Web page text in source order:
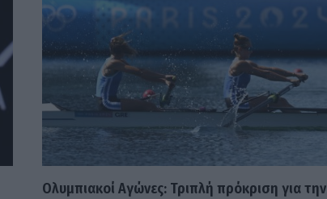
Ολυμπιακοί Αγώνες: Τριπλή πρόκριση για την